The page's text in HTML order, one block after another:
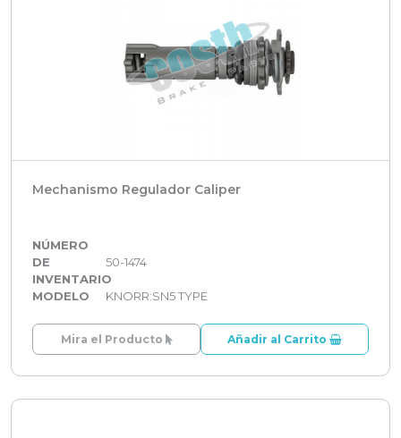
Mechanismo Regulador Caliper
NÚMERO
DE
INVENTARIO
50-1474
MODELO KNORR:SN5 TYPE
Mira el Producto Añadir al Carrito